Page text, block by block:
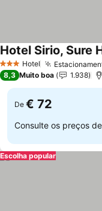
3 EstrelasHotel
8,3 Muito boa 1.938
De € 72
Consulte os preços de
Escolha popular